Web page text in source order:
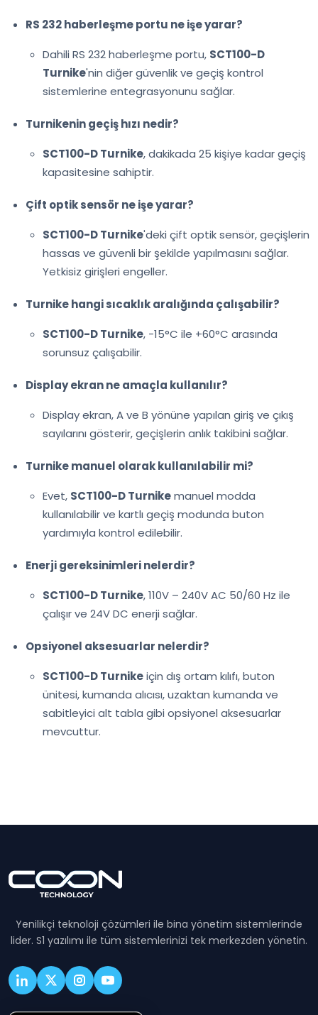
RS 232 haberleşme portu ne işe yarar?
Dahili RS 232 haberleşme portu, SCT100-D
Turnike'nin diğer güvenlik ve geçiş kontrol
sistemlerine entegrasyonunu sağlar.
Turnikenin geçiş hızı nedir?
SCT100-D Turnike, dakikada 25 kişiye kadar geçiş
kapasitesine sahiptir.
Çift optik sensör ne işe yarar?
SCT100-D Turnike'deki çift optik sensör, geçişlerin
hassas ve güvenli bir şekilde yapılmasını sağlar.
Yetkisiz girişleri engeller.
Turnike hangi sıcaklık aralığında çalışabilir?
SCT100-D Turnike, -15°C ile +60°C arasında
sorunsuz çalışabilir.
Display ekran ne amaçla kullanılır?
Display ekran, A ve B yönüne yapılan giriş ve çıkış
sayılarını gösterir, geçişlerin anlık takibini sağlar.
Turnike manuel olarak kullanılabilir mi?
Evet, SCT100-D Turnikemanuel modda
kullanılabilir ve kartlı geçiş modunda buton
yardımıyla kontrol edilebilir.
Enerji gereksinimleri nelerdir?
SCT100-D Turnike, 110V – 240V AC 50/60 Hz ile
çalışır ve 24V DC enerji sağlar.
Opsiyonel aksesuarlar nelerdir?
SCT100-D Turnikeiçin dış ortam kılıfı, buton
ünitesi, kumanda alıcısı, uzaktan kumanda ve
sabitleyici alt tabla gibi opsiyonel aksesuarlar
mevcuttur.
Yenilikçi teknoloji çözümleri ile bina yönetim sistemlerinde
lider. S1 yazılımı ile tüm sistemlerinizi tek merkezden yönetin.